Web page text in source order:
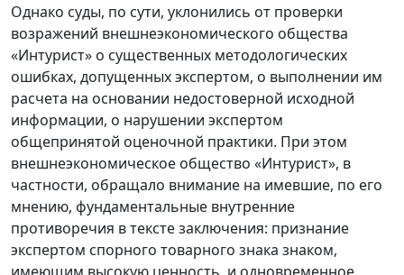
Однако суды, по сути, уклонились от проверки
возражений внешнеэкономического общества
«Интурист» о существенных методологических
ошибках, допущенных экспертом, о выполнении им
расчета на основании недостоверной исходной
информации, о нарушении экспертом
общепринятой оценочной практики. При этом
внешнеэкономическое общество «Интурист», в
частности, обращало внимание на имевшие, по его
мнению, фундаментальные внутренние
противоречия в тексте заключения: признание
экспертом спорного товарного знака знаком,